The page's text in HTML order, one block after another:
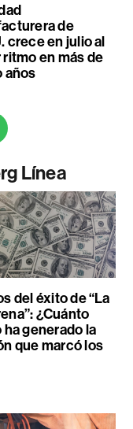
de
crece en julio al
ritmo en más de
años
Línea
del éxito de “La
¿Cuánto
generado la
que marcó los